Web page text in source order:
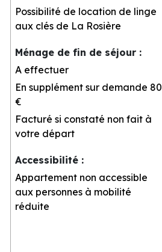
Possibilité de location de linge
aux clés de La Rosière
Ménage de fin de séjour :
A effectuer
En supplément sur demande 80
€
Facturé si constaté non fait à
votre départ
Accessibilité :
Appartement non accessible
aux personnes à mobilité
réduite